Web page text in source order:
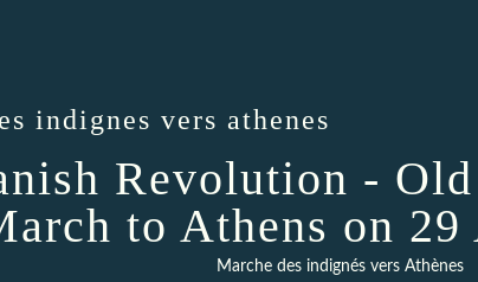
indignes vers athenes
Revolution -
to Athens on
Marche des indignés vers Athènes